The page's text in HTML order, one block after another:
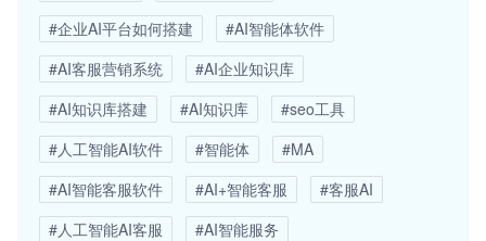
#企业AI平台如何搭建
#AI智能体软件
#AI客服营销系统
#AI企业知识库
#AI知识库搭建
#AI知识库
#seo工具
#人工智能AI软件
#智能体
#MA
#AI智能客服软件
#AI+智能客服
#客服AI
#人工智能AI客服
#AI智能服务